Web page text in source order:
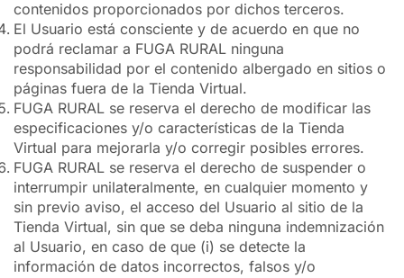
contenidos proporcionados por dichos terceros.
El Usuario está consciente y de acuerdo en que no
podrá reclamar a FUGA RURAL ninguna
responsabilidad por el contenido albergado en sitios o
páginas fuera de la Tienda Virtual.
FUGA RURAL se reserva el derecho de modificar las
especificaciones y/o características de la Tienda
Virtual para mejorarla y/o corregir posibles errores.
FUGA RURAL se reserva el derecho de suspender o
interrumpir unilateralmente, en cualquier momento y
sin previo aviso, el acceso del Usuario al sitio de la
Tienda Virtual, sin que se deba ninguna indemnización
al Usuario, en caso de que (i) se detecte la
información de datos incorrectos, falsos y/o